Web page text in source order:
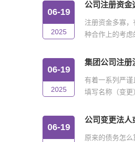
06-19
2025
公司注册资金
注册资金多寡
种合作上的考虑
06-19
2025
集团公司注册
有着一系列严
填写名称（变更
06-19
公司变更法人
原来的债务怎么